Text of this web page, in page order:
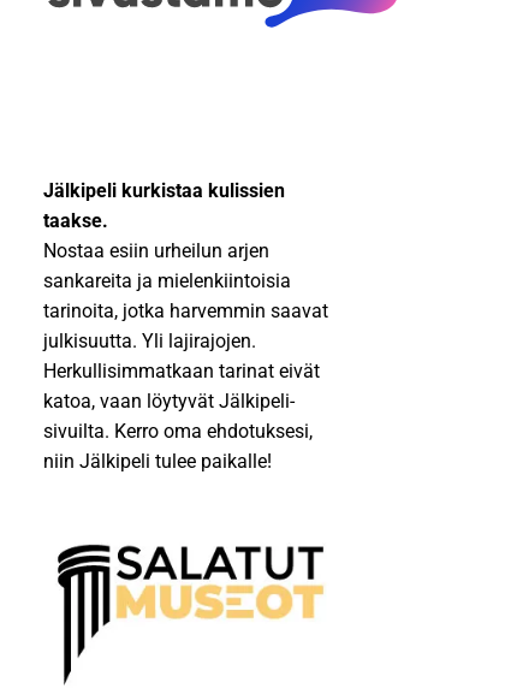
Jälkipeli kurkistaa kulissien
taakse.
Nostaa esiin urheilun arjen
sankareita ja mielenkiintoisia
tarinoita, jotka harvemmin saavat
julkisuutta. Yli lajirajojen.
Herkullisimmatkaan tarinat eivät
katoa, vaan löytyvät Jälkipeli-
sivuilta. Kerro oma ehdotuksesi,
niin Jälkipeli tulee paikalle!